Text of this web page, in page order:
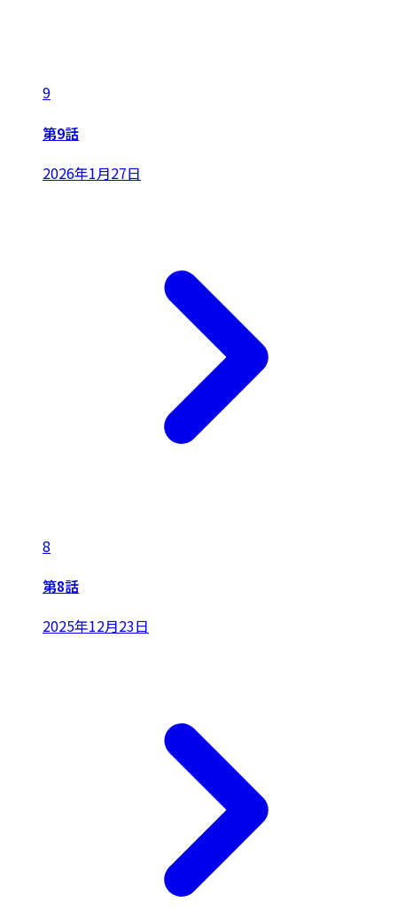
9
第9話
2026年1月27日
8
第8話
2025年12月23日